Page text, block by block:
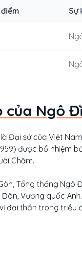
Sự
Ngô
Đại sứ của Việt
được bổ
Chăm.
Tổng thống Ngô
Vương quốc Anh.
đại thần trong triều